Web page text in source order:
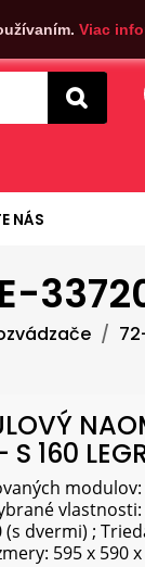
Viac
NÁS
160
(s dvermi) ;
595 x 590